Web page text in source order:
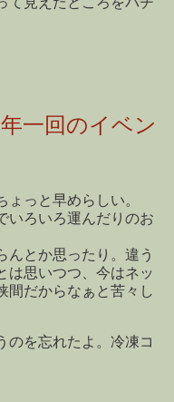
一回のイベン
っと早めらしい。
いろいろ運んだりのお
んとか思ったり。違う
は思いつつ、今はネッ
間だからなぁと苦々し
を忘れたよ。冷凍コ